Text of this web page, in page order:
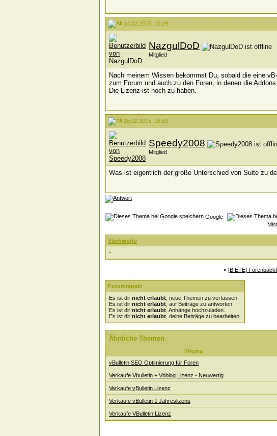
14.02.2015, 10:29
NazgulDoD
Mitglied
Nach meinem Wissen bekommst Du, sobald die eine
zum Forum und auch zu den Foren, in denen die
Die Lizenz ist noch zu haben.
15.02.2015, 16:53
Speedy2008
Mitglied
Was ist eigentlich der große Unterschied von Suite zu
Google
Stichworte
-
« [BIETE]
Forumregeln
Es ist dir nicht erlaubt , neue Themen zu verfassen.
Es ist dir nicht erlaubt , auf Beiträge zu antworten.
Es ist dir nicht erlaubt , Anhänge hochzuladen.
Es ist dir nicht erlaubt , deine Beiträge zu bearbeiten.
Ähnliche Themen
Thema
vBulletin SEO Optimierung für Foren
Verkaufe Vbulletin + Vbblog Lizenz - Neuwertig
Verkaufe vBulletin Lizenz
Verkaufe vBulletin 1 Jahreslizens
Verkaufe VBulletin Lizenz